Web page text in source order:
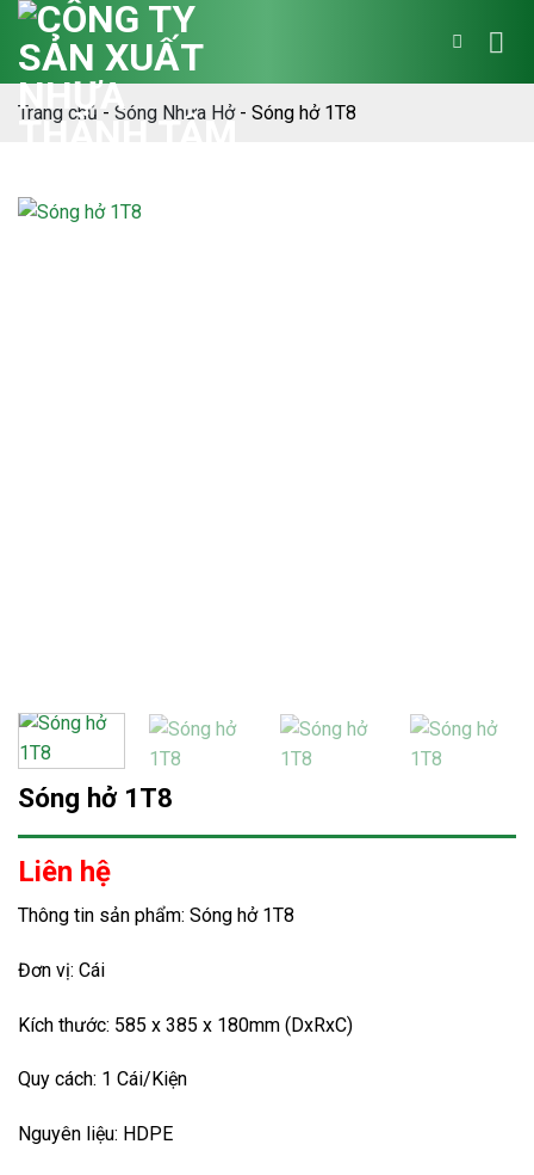
Bỏ
qua
nội
dungTrang chủ - Sóng Nhựa Hở- Sóng hở 1T8
Sóng hở 1T8
Liên hệ
Thông tin sản phẩm: Sóng hở 1T8
Đơn vị: Cái
Kích thước: 585 x 385 x 180mm (DxRxC)
Quy cách: 1 Cái/Kiện
Nguyên liệu: HDPE